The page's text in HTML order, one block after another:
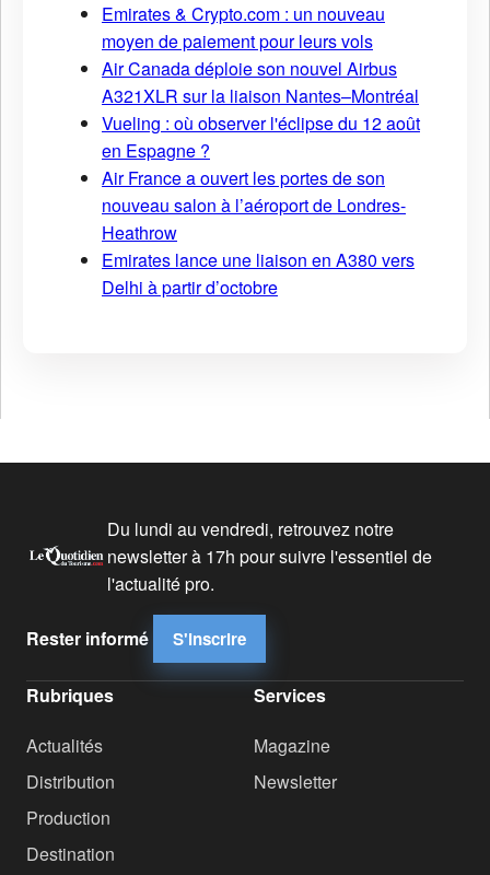
Emirates & Crypto.com : un nouveau
moyen de paiement pour leurs vols
Air Canada déploie son nouvel Airbus
A321XLR sur la liaison Nantes–Montréal
Vueling : où observer l'éclipse du 12 août
en Espagne ?
Air France a ouvert les portes de son
nouveau salon à l’aéroport de Londres-
Heathrow
Emirates lance une liaison en A380 vers
Delhi à partir d’octobre
Du lundi au vendredi, retrouvez notre
newsletter à 17h pour suivre l'essentiel de
l'actualité pro.
Rester informé S'inscrire
Rubriques
Actualités
Distribution
Production
Destination
Services
Magazine
Newsletter